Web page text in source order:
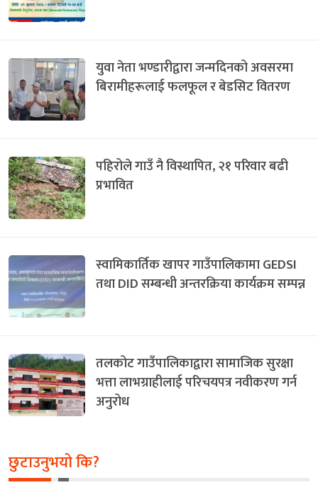
युवा नेता भण्डारीद्वारा जन्मदिनको अवसरमा
बिरामीहरूलाई फलफूल र बेडसिट वितरण
पहिरोले गाउँ नै विस्थापित, २१ परिवार बढी
प्रभावित
स्वामिकार्तिक खापर गाउँपालिकामा GEDSI
तथा DID सम्बन्धी अन्तरक्रिया कार्यक्रम सम्पन्न
तलकोट गाउँपालिकाद्वारा सामाजिक सुरक्षा
भत्ता लाभग्राहीलाई परिचयपत्र नवीकरण गर्न
अनुरोध
छुटाउनुभयो कि?